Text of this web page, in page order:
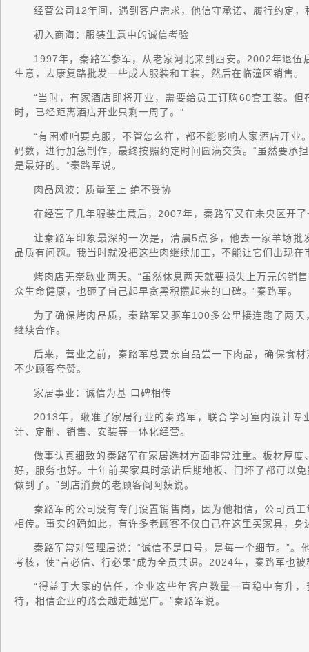
经营公司12年间，遇到客户需求，他信守承诺、履行约定
初入商海：服装生意中的诚信考验
1997年，秦路军参军，从老家河北来到西安。2002年退
生意，去康复路批发一些成人服装和工装，然后在临潼区销售。
“当时，有家酒店即将开业，需要给员工订购60套工装。
时，已经距离酒店开业只剩一周了。”
“有困难咱要克服，不管怎么样，都不能影响人家酒店开
码数，进行加急制作，最终按照约定时间圆满交货。“虽然要承
是最好的。”秦路军说。
肉品风波：质量至上 绝不妥协
在经营了几年服装生意后，2007年，秦路军又在未央区开
让秦路军印象最深的一次是，清晨5点多，他去一家羊场
品质有问题。我当时就没把这些肉继续加工，不能让它们出现在
烤肉店无奈歇业两天。“虽然休息两天就要损失上万元的销
众生命健康，也砸了自己起早贪黑积攒起来的口碑。”秦路军。
为了确保烤肉品质，秦路军又驱车100多公里接连跑了两
继续合作。
后来，营业之前，秦路军总要亲自品尝一下肉品，确保食
不少顾客夸赞。
家居事业：诚信为基 口碑相传
2013年，瞅准了家居行业的秦路军，联合学习室内设计
计、定制、销售、安装等一体化经营。
做事认真细致的秦路军在家居选材方面非常注重。板材厚
好，服务也好。十年前买家具时承诺后期地板、门坏了都可以
做到了。”到店消费的老顾客阎阿姨说。
秦路军的公司没有专门设置销售岗，因为他相信，公司员
相传。事实的确如此，有许多老顾客不仅自己在这里买家具，
秦路军常对管理层说：“诚信不是口号，是每一个细节。”。
考核，使“言必信、行必果”成为全员共识。2024年，秦路军也
“得益于大家的信任，企业这些年客户数量一直稳中有升
待，相信企业的路会越走越宽广。”秦路军说。